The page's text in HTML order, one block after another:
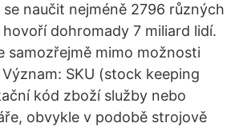
naučit nejméně 2796 různých
dohromady 7 miliard lidí.
samozřejmě mimo možnosti
SKU (stock keeping
kód zboží služby nebo
obvykle v podobě strojově